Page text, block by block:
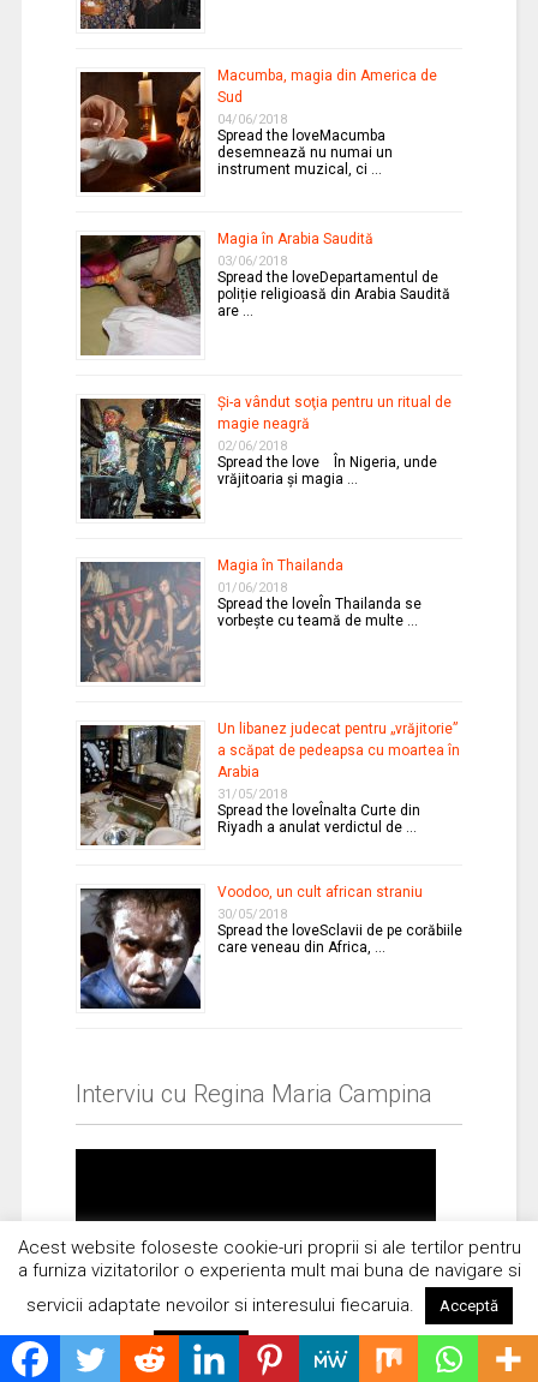
Macumba, magia din America de
Sud
04/06/2018
Spread the loveMacumba
desemnează nu numai un
instrument muzical, ci …
Magia în Arabia Saudită
03/06/2018
Spread the loveDepartamentul de
poliție religioasă din Arabia Saudită
are …
Şi-a vândut soţia pentru un ritual de
magie neagră
02/06/2018
Spread the love În Nigeria, unde
vrăjitoaria şi magia …
Magia în Thailanda
01/06/2018
Spread the loveÎn Thailanda se
vorbeşte cu teamă de multe …
Un libanez judecat pentru „vrăjitorie”
a scăpat de pedeapsa cu moartea în
Arabia
31/05/2018
Spread the loveÎnalta Curte din
Riyadh a anulat verdictul de …
Voodoo, un cult african straniu
30/05/2018
Spread the loveSclavii de pe corăbiile
care veneau din Africa, …
Interviu cu Regina Maria Campina
Acest website foloseste cookie-uri proprii si ale tertilor pentru
a furniza vizitatorilor o experienta mult mai buna de navigare si
servicii adaptate nevoilor si interesului fiecaruia.
Acceptă
Respinge Citește mai mult